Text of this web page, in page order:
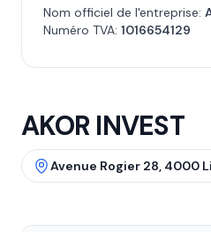
Nom officiel de l'entreprise:
Numéro TVA: 1016654129
AKOR INVEST
Avenue Rogier 28, 4000